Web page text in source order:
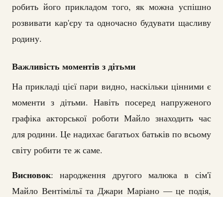
робить його прикладом того, як можна успішно
розвивати кар'єру та одночасно будувати щасливу
родину.
Важливість моментів з дітьми
На прикладі цієї пари видно, наскільки цінними є
моменти з дітьми. Навіть посеред напруженого
графіка акторської роботи Майло знаходить час
для родини. Це надихає багатьох батьків по всьому
світу робити те ж саме.
Висновок: народження другого малюка в сім'ї
Майло Вентімільї та Джари Маріано — це подія,